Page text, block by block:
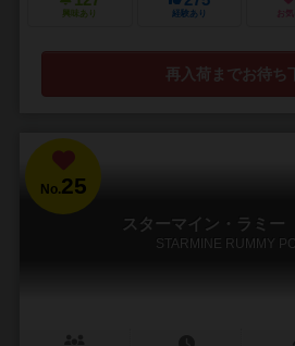
興味あり 経験あり お
再入荷までお待ち
No.25
スターマイン・ラミ
STARMINE RUMMY